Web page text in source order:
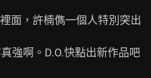
面，許楠儁一個人特別突出
強啊。D.O.快點出新作品吧